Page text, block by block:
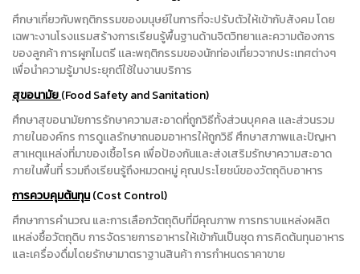
ศึกษาเกี่ยวกับพฤติกรรมของมนุษย์ในการที่จะปรับตัวให้เข้ากับสังคม โดย
เฉพาะงานโรงเเรมสร้างการเรียนรู้พื้นฐานด้านจิตวิทยาเเละความต้องการ
ของลูกค้า การผูกไมตรี เเละพฤติกรรมของนักท่องเที่ยวจากประเทศต่างๆ
เพื่อนำความรู้มาประยุกต์ใช้ในงานบริการ
สุขอนามัย(Food Safety and Sanitation)
ศึกษาสุขอนามัยการรักษาความสะอาดที่ถูกวิธีทั้งส่วนบุคคล เเละส่วนรวม
ภายในองค์กร การดูเเลรักษาถนอมอาหารให้ถูกวิธี ศึกษาสภาพและปัญหา
สาเหตุแหล่งที่มาของเชื้อโรค เพื่อป้องกันและส่งเสริมรักษาความสะอาด
ภายในพื้นที่ รวมถึงเรียนรู้ถึงหมวดหมู่ คุณประโยชน์ของวัตถุดิบอาหาร
การควบคุมต้นทุน(Cost Control)
ศึกษาการคำนวณ และการเลือกวัตถุดิบที่มีคุณภาพ การทราบแหล่งผลิต
แหล่งซื้อวัตถุดิบ การจัดรายการอาหารให้เข้ากันเป็นชุด การคิดต้นทุนอาหาร
และเครื่องดื่มโดยรักษามาตราฐานสินค้า การกำหนดราคาขาย